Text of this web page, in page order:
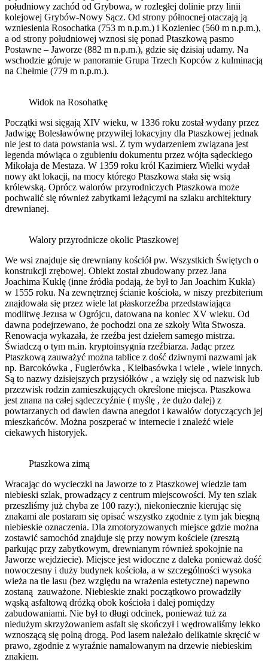
południowy zachód od Grybowa, w rozległej dolinie przy linii
kolejowej Grybów-Nowy Sącz. Od strony północnej otaczają ją
wzniesienia Rosochatka (753 m n.p.m.) i Kozieniec (560 m n.p.m.),
a od strony południowej wznosi się ponad Ptaszkową pasmo
Postawne – Jaworze (882 m n.p.m.), gdzie się dzisiaj udamy. Na
wschodzie góruje w panoramie Grupa Trzech Kopców z kulminacją
na Chełmie (779 m n.p.m.).
Widok na Rosohatkę
Początki wsi sięgają XIV wieku, w 1336 roku został wydany przez
Jadwigę Bolesławównę przywilej lokacyjny dla Ptaszkowej jednak
nie jest to data powstania wsi. Z tym wydarzeniem związana jest
legenda mówiąca o zgubieniu dokumentu przez wójta sądeckiego
Mikołaja de Mestaza. W 1359 roku król Kazimierz Wielki wydał
nowy akt lokacji, na mocy którego Ptaszkowa stała się wsią
królewską. Oprócz walorów przyrodniczych Ptaszkowa może
pochwalić się również zabytkami leżącymi na szlaku architektury
drewnianej.
Walory przyrodnicze okolic Ptaszkowej
We wsi znajduje się drewniany kościół pw. Wszystkich Świętych o
konstrukcji zrębowej. Obiekt został zbudowany przez Jana
Joachima Kuklę (inne źródła podają, że był to Jan Joachim Kukła)
w 1555 roku. Na zewnętrznej ścianie kościoła, w niszy prezbiterium
znajdowała się przez wiele lat płaskorzeźba przedstawiająca
modlitwę Jezusa w Ogrójcu, datowana na koniec XV wieku. Od
dawna podejrzewano, że pochodzi ona ze szkoły Wita Stwosza.
Renowacja wykazała, że rzeźba jest dziełem samego mistrza.
Świadczą o tym m.in. kryptoinsygnia rzeźbiarza. Jadąc przez
Ptaszkową zauważyć można tablice z dość dziwnymi nazwami jak
np. Barcokówka , Fugierówka , Kiełbasówka i wiele , wiele innych.
Są to nazwy dzisiejszych przysiółków , a wzięły się od nazwisk lub
przezwisk rodzin zamieszkujących określone miejsca. Ptaszkowa
jest znana na całej sądeczcyźnie ( myślę , że dużo dalej) z
powtarzanych od dawien dawna anegdot i kawałów dotyczących jej
mieszkańców. Można poszperać w internecie i znaleźć wiele
ciekawych historyjek.
Ptaszkowa zimą
Wracając do wycieczki na Jaworze to z Ptaszkowej wiedzie tam
niebieski szlak, prowadzący z centrum miejscowości. My ten szlak
przeszliśmy już chyba ze 100 razy:), niekoniecznie kierując się
znakami ale postaram się opisać wszystko zgodnie z tym jak biegną
niebieskie oznaczenia. Dla zmotoryzowanych miejsce gdzie można
zostawić samochód znajduje się przy nowym kościele (zresztą
parkując przy zabytkowym, drewnianym również spokojnie na
Jaworze wejdziecie). Miejsce jest widoczne z daleka ponieważ dość
nowoczesny i duży budynek kościoła, a w szczególności wysoka
wieża na tle lasu (bez względu na wrażenia estetyczne) napewno
zostaną zauważone. Niebieskie znaki początkowo prowadziły
wąską asfaltową dróżką obok kościoła i dalej pomiędzy
zabudowaniami. Nie był to długi odcinek, ponieważ tuż za
niedużym skrzyżowaniem asfalt się skończył i wędrowaliśmy lekko
wznoszącą się polną drogą. Pod lasem należało delikatnie skręcić w
prawo, zgodnie z wyraźnie namalowanym na drzewie niebieskim
znakiem.